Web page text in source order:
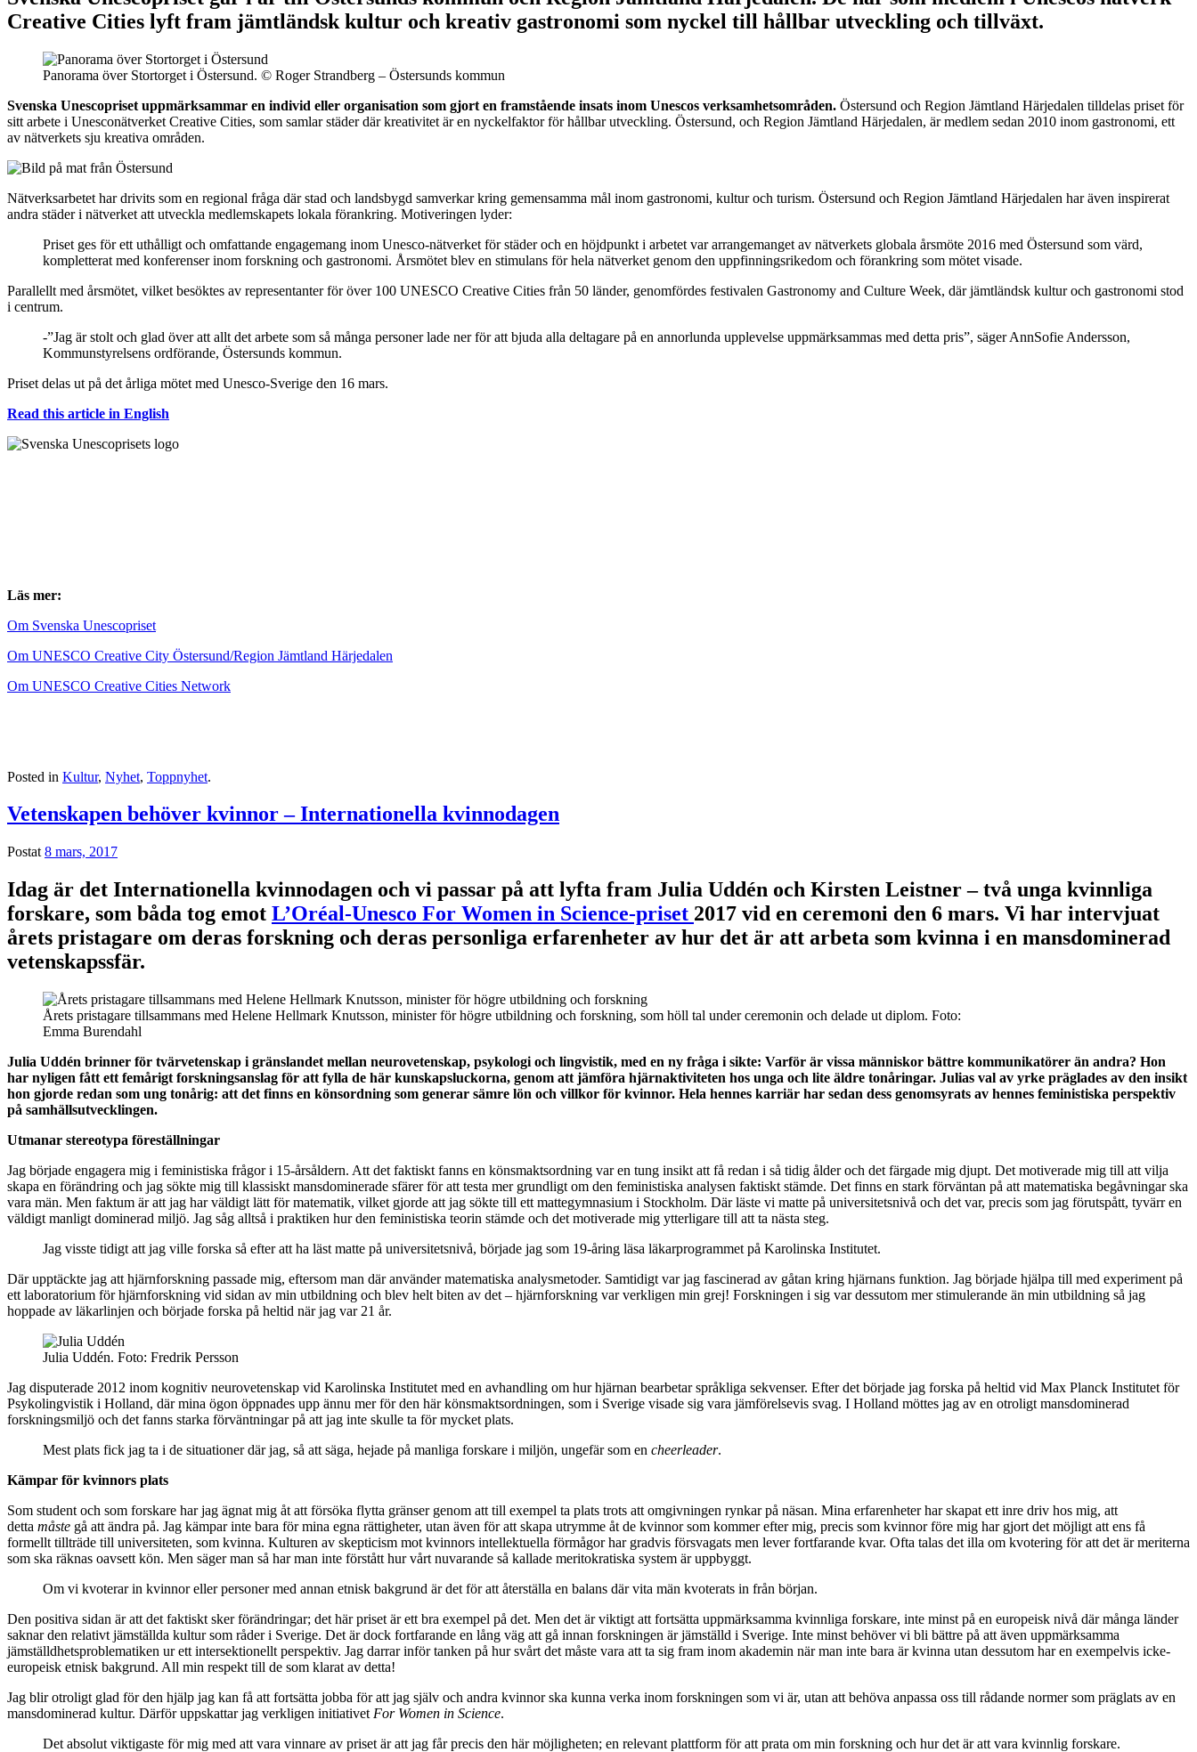
Creative Cities lyft fram jämtländsk kultur och kreativ gastronomi som nyckel till hållbar utveckling och tillväxt.
Panorama över Stortorget i Östersund. © Roger Strandberg – Östersunds kommun
Svenska Unescopriset uppmärksammar en individ eller organisation som gjort en framstående insats inom Unescos verksamhetsområden. Östersund och Region Jämtland Härjedalen tilldelas priset för
sitt arbete i Unesconätverket Creative Cities, som samlar städer där kreativitet är en nyckelfaktor för hållbar utveckling. Östersund, och Region Jämtland Härjedalen, är medlem sedan 2010 inom gastronomi, ett
av nätverkets sju kreativa områden.
Nätverksarbetet har drivits som en regional fråga där stad och landsbygd samverkar kring gemensamma mål inom gastronomi, kultur och turism. Östersund och Region Jämtland Härjedalen har även inspirerat
andra städer i nätverket att utveckla medlemskapets lokala förankring. Motiveringen lyder:
Priset ges för ett uthålligt och omfattande engagemang inom Unesco-nätverket för städer och en höjdpunkt i arbetet var arrangemanget av nätverkets globala årsmöte 2016 med Östersund som värd,
kompletterat med konferenser inom forskning och gastronomi. Årsmötet blev en stimulans för hela nätverket genom den uppfinningsrikedom och förankring som mötet visade.
Parallellt med årsmötet, vilket besöktes av representanter för över 100 UNESCO Creative Cities från 50 länder, genomfördes festivalen Gastronomy and Culture Week, där jämtländsk kultur och gastronomi stod
i centrum.
-”Jag är stolt och glad över att allt det arbete som så många personer lade ner för att bjuda alla deltagare på en annorlunda upplevelse uppmärksammas med detta pris”, säger AnnSofie Andersson,
Kommunstyrelsens ordförande, Östersunds kommun.
Priset delas ut på det årliga mötet med Unesco-Sverige den 16 mars.
Read this article in English
Läs mer:
Om Svenska Unescopriset
Om UNESCO Creative City Östersund/Region Jämtland Härjedalen
Om UNESCO Creative Cities Network
Posted in Kultur, Nyhet, Toppnyhet.
Vetenskapen behöver kvinnor – Internationella kvinnodagen
Postat 8 mars, 2017
Idag är det Internationella kvinnodagen och vi passar på att lyfta fram Julia Uddén och Kirsten Leistner – två unga kvinnliga
forskare, som båda tog emot L’Oréal-Unesco For Women in Science-priset 2017 vid en ceremoni den 6 mars. Vi har intervjuat
årets pristagare om deras forskning och deras personliga erfarenheter av hur det är att arbeta som kvinna i en mansdominerad
vetenskapssfär.
Årets pristagare tillsammans med Helene Hellmark Knutsson, minister för högre utbildning och forskning, som höll tal under ceremonin och delade ut diplom. Foto:
Emma Burendahl
Julia Uddén brinner för tvärvetenskap i gränslandet mellan neurovetenskap, psykologi och lingvistik, med en ny fråga i sikte: Varför är vissa människor bättre kommunikatörer än andra? Hon
har nyligen fått ett femårigt forskningsanslag för att fylla de här kunskapsluckorna, genom att jämföra hjärnaktiviteten hos unga och lite äldre tonåringar. Julias val av yrke präglades av den insikt
hon gjorde redan som ung tonårig: att det finns en könsordning som generar sämre lön och villkor för kvinnor. Hela hennes karriär har sedan dess genomsyrats av hennes feministiska perspektiv
på samhällsutvecklingen.
Utmanar stereotypa föreställningar
Jag började engagera mig i feministiska frågor i 15-årsåldern. Att det faktiskt fanns en könsmaktsordning var en tung insikt att få redan i så tidig ålder och det färgade mig djupt. Det motiverade mig till att vilja
skapa en förändring och jag sökte mig till klassiskt mansdominerade sfärer för att testa mer grundligt om den feministiska analysen faktiskt stämde. Det finns en stark förväntan på att matematiska begåvningar ska
vara män. Men faktum är att jag har väldigt lätt för matematik, vilket gjorde att jag sökte till ett mattegymnasium i Stockholm. Där läste vi matte på universitetsnivå och det var, precis som jag förutspått, tyvärr en
väldigt manligt dominerad miljö. Jag såg alltså i praktiken hur den feministiska teorin stämde och det motiverade mig ytterligare till att ta nästa steg.
Jag visste tidigt att jag ville forska så efter att ha läst matte på universitetsnivå, började jag som 19-åring läsa läkarprogrammet på Karolinska Institutet.
Där upptäckte jag att hjärnforskning passade mig, eftersom man där använder matematiska analysmetoder. Samtidigt var jag fascinerad av gåtan kring hjärnans funktion. Jag började hjälpa till med experiment på
ett laboratorium för hjärnforskning vid sidan av min utbildning och blev helt biten av det – hjärnforskning var verkligen min grej! Forskningen i sig var dessutom mer stimulerande än min utbildning så jag
hoppade av läkarlinjen och började forska på heltid när jag var 21 år.
Julia Uddén. Foto: Fredrik Persson
Jag disputerade 2012 inom kognitiv neurovetenskap vid Karolinska Institutet med en avhandling om hur hjärnan bearbetar språkliga sekvenser. Efter det började jag forska på heltid vid Max Planck Institutet för
Psykolingvistik i Holland, där mina ögon öppnades upp ännu mer för den här könsmaktsordningen, som i Sverige visade sig vara jämförelsevis svag. I Holland möttes jag av en otroligt mansdominerad
forskningsmiljö och det fanns starka förväntningar på att jag inte skulle ta för mycket plats.
Mest plats fick jag ta i de situationer där jag, så att säga, hejade på manliga forskare i miljön, ungefär som en cheerleader.
Kämpar för kvinnors plats
Som student och som forskare har jag ägnat mig åt att försöka flytta gränser genom att till exempel ta plats trots att omgivningen rynkar på näsan. Mina erfarenheter har skapat ett inre driv hos mig, att
detta måste gå att ändra på. Jag kämpar inte bara för mina egna rättigheter, utan även för att skapa utrymme åt de kvinnor som kommer efter mig, precis som kvinnor före mig har gjort det möjligt att ens få
formellt tillträde till universiteten, som kvinna. Kulturen av skepticism mot kvinnors intellektuella förmågor har gradvis försvagats men lever fortfarande kvar. Ofta talas det illa om kvotering för att det är meriterna
som ska räknas oavsett kön. Men säger man så har man inte förstått hur vårt nuvarande så kallade meritokratiska system är uppbyggt.
Om vi kvoterar in kvinnor eller personer med annan etnisk bakgrund är det för att återställa en balans där vita män kvoterats in från början.
Den positiva sidan är att det faktiskt sker förändringar; det här priset är ett bra exempel på det. Men det är viktigt att fortsätta uppmärksamma kvinnliga forskare, inte minst på en europeisk nivå där många länder
saknar den relativt jämställda kultur som råder i Sverige. Det är dock fortfarande en lång väg att gå innan forskningen är jämställd i Sverige. Inte minst behöver vi bli bättre på att även uppmärksamma
jämställdhetsproblematiken ur ett intersektionellt perspektiv. Jag darrar inför tanken på hur svårt det måste vara att ta sig fram inom akademin när man inte bara är kvinna utan dessutom har en exempelvis icke-
europeisk etnisk bakgrund. All min respekt till de som klarat av detta!
Jag blir otroligt glad för den hjälp jag kan få att fortsätta jobba för att jag själv och andra kvinnor ska kunna verka inom forskningen som vi är, utan att behöva anpassa oss till rådande normer som präglats av en
mansdominerad kultur. Därför uppskattar jag verkligen initiativet For Women in Science.
Det absolut viktigaste för mig med att vara vinnare av priset är att jag får precis den här möjligheten; en relevant plattform för att prata om min forskning och hur det är att vara kvinnlig forskare.